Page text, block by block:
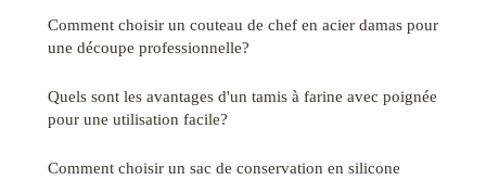
Comment choisir un couteau de chef en acier damas pour
une découpe professionnelle?
Quels sont les avantages d'un tamis à farine avec poignée
pour une utilisation facile?
Comment choisir un sac de conservation en silicone